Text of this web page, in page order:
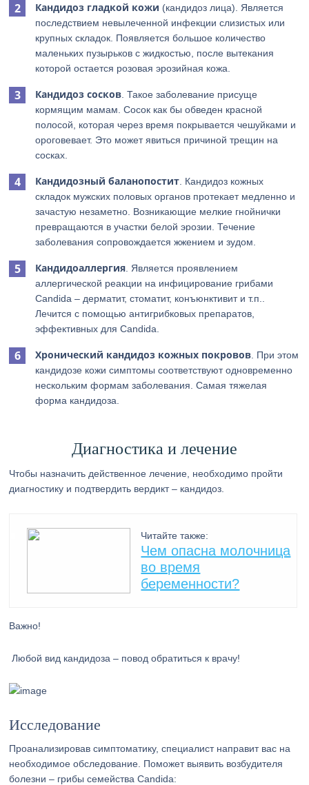
Кандидоз гладкой кожи (кандидоз лица). Является
последствием невылеченной инфекции слизистых или
крупных складок. Появляется большое количество
маленьких пузырьков с жидкостью, после вытекания
которой остается розовая эрозийная кожа.
Кандидоз сосков . Такое заболевание присуще
кормящим мамам. Сосок как бы обведен красной
полосой, которая через время покрывается чешуйками и
ороговевает. Это может явиться причиной трещин на
сосках.
Кандидозный баланопостит . Кандидоз кожных
складок мужских половых органов протекает медленно и
зачастую незаметно. Возникающие мелкие гнойнички
превращаются в участки белой эрозии. Течение
заболевания сопровождается жжением и зудом.
Кандидоаллергия . Является проявлением
аллергической реакции на инфицирование грибами
Candida – дерматит, стоматит, конъюнктивит и т.п..
Лечится с помощью антигрибковых препаратов,
эффективных для Candida.
Хронический кандидоз кожных покровов . При этом
кандидозе кожи симптомы соответствуют одновременно
нескольким формам заболевания. Самая тяжелая
форма кандидоза.
Диагностика и лечение
Чтобы назначить действенное лечение, необходимо пройти
диагностику и подтвердить вердикт – кандидоз.
Читайте также:
Чем опасна молочница
во время
беременности?
Важно!
Любой вид кандидоза – повод обратиться к врачу!
Исследование
Проанализировав симптоматику, специалист направит вас на
необходимое обследование. Поможет выявить возбудителя
болезни – грибы семейства Candida: